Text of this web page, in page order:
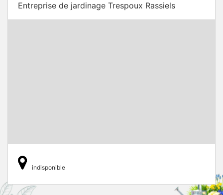
Entreprise de jardinage Trespoux Rassiels
indisponible